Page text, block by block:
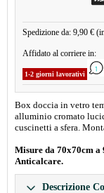
Spedizione da: 9,90 €
Affidato al corriere in:
1-2 giorni lavorativi
Box doccia in vetro
alluminio cromato
cuscinetti a sfera.
Misure da 70x70cm a
Anticalcare.
Descrizione